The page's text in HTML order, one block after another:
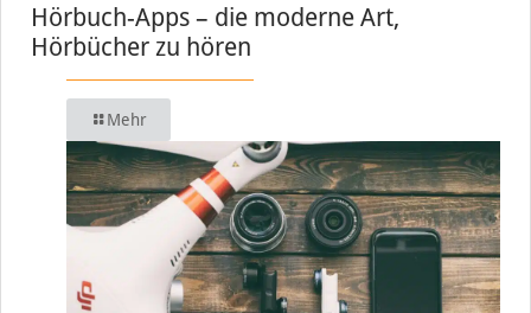
Hörbuch-Apps – die moderne Art,
Hörbücher zu hören
Mehr